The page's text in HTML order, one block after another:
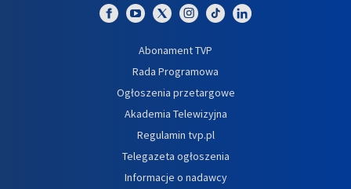
Abonament TVP
Rada Programowa
Ogłoszenia przetargowe
Akademia Telewizyjna
Regulamin tvp.pl
Telegazeta ogłoszenia
Informacje o nadawcy